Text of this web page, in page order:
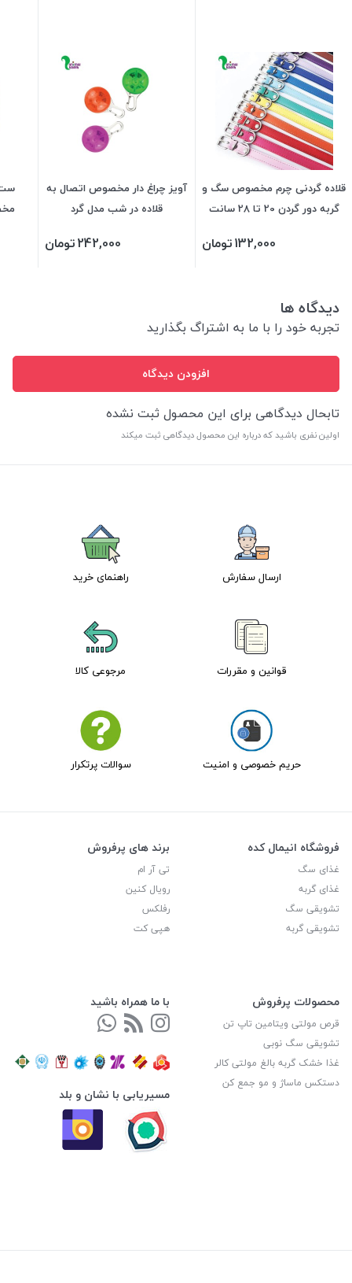
قلاده گردنی چرم مخصوص سگ و
گربه دور گردن 20 تا 28 سانت
132,000تومان
آویز چراغ دار مخصوص اتصال به
قلاده در شب مدل گرد
242,000تومان
ست
دیدگاه ها
تجربه خود را با ما به اشتراگ بگذارید
افزودن دیدگاه
تابحال دیدگاهی برای این محصول ثبت نشده
اولین نفری باشید که درباره این محصول دیدگاهی ثبت میکند
ارسال سفارش راهنمای خرید
قوانین و مقررات مرجوعی کالا
حریم خصوصی و امنیت سوالات پرتکرار
فروشگاه انیمال کده
غذای سگ
غذای گربه
تشویقی سگ
تشویقی گربه
برند های پرفروش
تی آر ام
رویال کنین
رفلکس
هپی کت
محصولات پرفروش
قرص مولتی ویتامین تاپ تن
تشویقی سگ نوبی
غذا خشک گربه بالغ مولتی کالر
دستکس ماساژ و مو جمع کن
با ما همراه باشید
مسیریابی با نشان و بلد